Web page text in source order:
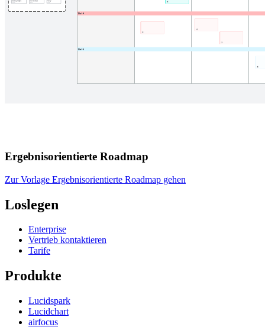
Ergebnisorientierte Roadmap
Zur Vorlage Ergebnisorientierte Roadmap gehen
Loslegen
Enterprise
Vertrieb kontaktieren
Tarife
Produkte
Lucidspark
Lucidchart
airfocus